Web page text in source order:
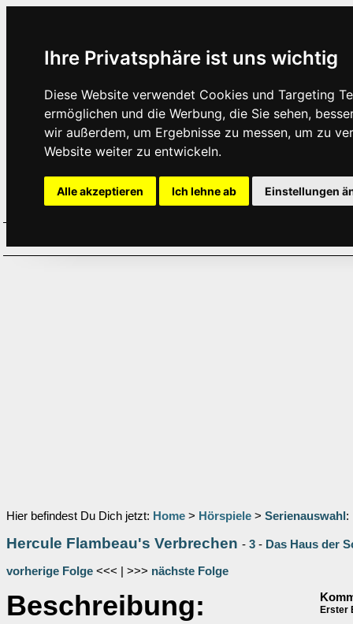
Ihre Privatsphäre ist uns wichtig
Diese Website verwendet Cookies und Targeting
ermöglichen und die Werbung, die Sie sehen,
wir außerdem, um Ergebnisse zu messen, um zu
Website weiter zu entwickeln.
Alle akzeptieren Ich lehne ab Einstellungen
Hier befindest Du Dich jetzt: Home > Hörspiele > Serienauswahl :
Hercule Flambeau's Verbrechen - 3 - Das Haus der
vorherige Folge <<< | >>> nächste Folge
Beschreibung:
Erster